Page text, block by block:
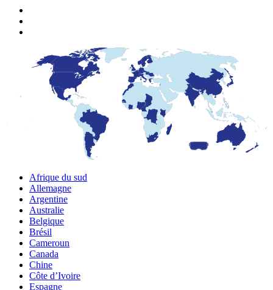
Afrique du sud
Allemagne
Argentine
Australie
Belgique
Brésil
Cameroun
Canada
Chine
Côte d’Ivoire
Espagne